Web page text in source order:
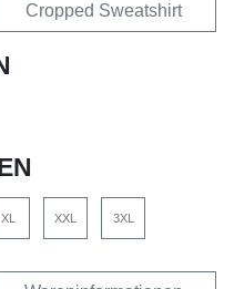
Cropped Sweatshirt
XL XXL 3XL